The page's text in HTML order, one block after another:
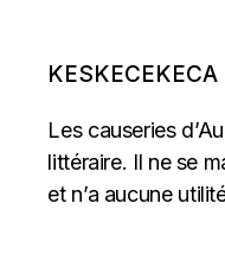
KESKECEKECA
Les causeries
littéraire. Il ne se
et n’a aucune